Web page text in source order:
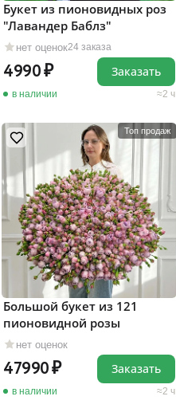
нет оценок24 заказа
Букет из пионовидных роз
"Лавандер Баблз"
4990
в наличии 2 ч
Заказать
Топ продаж
нет оценок
Большой букет из 121
пионовидной розы
47990
в наличии 2 ч
Заказать